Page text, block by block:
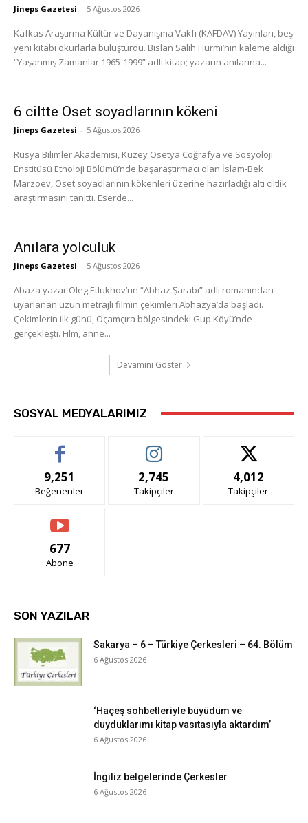
Jineps Gazetesi - 5 Ağustos 2026
Kafkas Araştırma Kültür ve Dayanışma Vakfı (KAFDAV) Yayınları, beş
yeni kitabı okurlarla buluşturdu. Bislan Salih Hurmi’nin kaleme aldığı
“Yaşanmış Zamanlar 1965-1999” adlı kitap; yazarın anılarına...
6 ciltte Oset soyadlarının kökeni
Jineps Gazetesi - 5 Ağustos 2026
Rusya Bilimler Akademisi, Kuzey Osetya Coğrafya ve Sosyoloji
Enstitüsü Etnoloji Bölümü’nde başaraştırmacı olan İslam-Bek
Marzoev, Oset soyadlarının kökenleri üzerine hazırladığı altı ciltlik
araştırmasını tanıttı. Eserde...
Anılara yolculuk
Jineps Gazetesi - 5 Ağustos 2026
Abaza yazar Oleg Etlukhov’un “Abhaz Şarabı” adlı romanından
uyarlanan uzun metrajlı filmin çekimleri Abhazya’da başladı.
Çekimlerin ilk günü, Oçamçıra bölgesindeki Gup Köyü’nde
gerçekleşti. Film, anne...
Devamını Göster
SOSYAL MEDYALARIMIZ
9,251
Beğenenler
2,745
Takipçiler
4,012
Takipçiler
677
Abone
SON YAZILAR
Sakarya – 6 – Türkiye Çerkesleri – 64. Bölüm
6 Ağustos 2026
‘Haçeş sohbetleriyle büyüdüm ve
duyduklarımı kitap vasıtasıyla aktardım’
6 Ağustos 2026
İngiliz belgelerinde Çerkesler
6 Ağustos 2026